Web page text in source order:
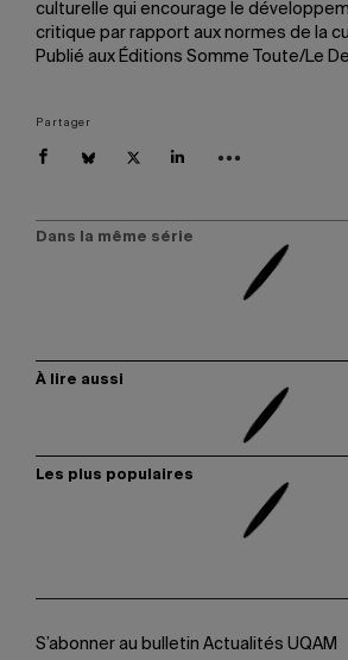
culturelle qui encourage le
critique par rapport aux normes de la
Publié aux Éditions Somme Toute/Le
Partager
Dans la même série
À lire aussi
Les plus populaires
S’abonner au bulletin Actualités UQAM